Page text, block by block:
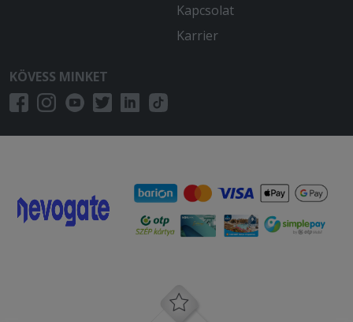
Kapcsolat
Karrier
KÖVESS MINKET